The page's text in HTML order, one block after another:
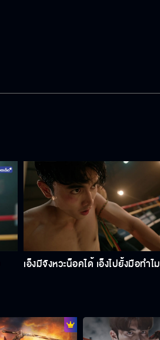
เอ็งมีจังหวะน็อคได้ เอ็งไปยั้งมือทำไม